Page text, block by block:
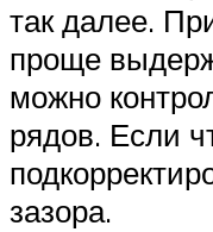
так далее.
проще
можно
рядов. Если
зазора.